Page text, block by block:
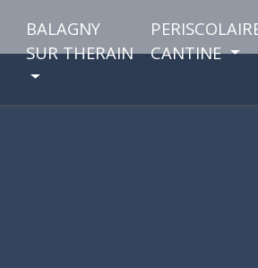
BALAGNY
SUR THERAIN
CANTINE